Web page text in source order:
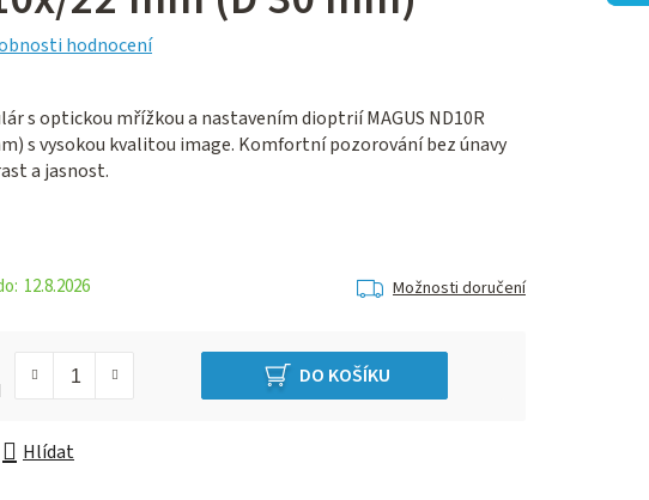
hodnocení
s optickou mřížkou a nastavením dioptrií MAGUS ND10R
s vysokou kvalitou image. Komfortní pozorování bez únavy
a jasnost.
12.8.2026 Možnosti doručení
DO KOŠÍKU
Hlídat